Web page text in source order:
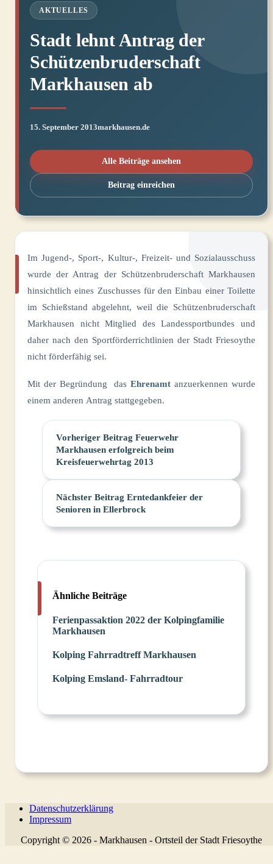
AKTUELLES
Stadt lehnt Antrag der
Schützenbruderschaft
Markhausen ab
15. September 2013markhausen.de
Alle Beiträge ansehen
Beitrag einreichen
Im Jugend-, Sport-, Kultur-, Freizeit- und Sozialausschuss
wurde der Antrag der Schützenbruderschaft Markhausen
hinsichtlich eines Zuschusses für den Einbau einer Toilette
im Schießstand abgelehnt, weil die Schützenbruderschaft
Markhausen nicht Mitglied des Landessportbundes und
daher nach den Sportförderrichtlinien der Stadt Friesoythe
nicht förderfähig sei.
Mit der Begründung dasEhrenamt anzuerkennen wurde
einem anderen Antrag stattgegeben.
Vorheriger Beitrag Feuerwehr
Markhausen erfolgreich beim
Kreisfeuerwehrtag 2013
Nächster Beitrag Erntedankfeier der
Senioren in Ellerbrock
Ähnliche Beiträge
Ferienpassaktion 2022 der Kolpingfamilie
Markhausen
Kolping Fahrradtreff Markhausen
Kolping Emsland- Fahrradtour
Datenschutzerklärung
Impressum
Copyright © 2026 - Markhausen - Ortsteil der Stadt Friesoythe